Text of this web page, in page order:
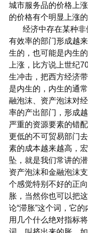
城市服务品的价格上
的价格有个明显上涨
经济中存在某种非
有效率的部门形成越
生的，也可能是内生
上涨，比方说上世纪
生冲击，把西方经济
是内生的，内生的通
融泡沫、资产泡沫对
率的产出部门，形成
严重的资源要素的错
更低的不可贸易部门
素的成本越来越高，
坠，就是我们常讲的
资产泡沫和金融泡沫
个感觉特别不好的正
胀，当然你也可以把
论“滞胀”这个词，它
用几个什么绝对指标